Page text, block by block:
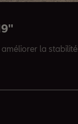
la stabilité.